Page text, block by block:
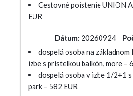
Cestovné poistenie UNION
EUR
Dátum: 20260924
dospelá osoba na
izbe s prístelkou balkón, more –
dospelá osoba v izbe 1/2+1
park – 582 EUR